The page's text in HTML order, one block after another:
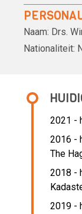
Naam: Drs.
Nationaliteit:
2021 -
2016 -
The
2018 -
2019 -